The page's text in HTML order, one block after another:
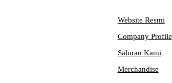
Website Resmi
Company Profile
Saluran Kami
Merchandise